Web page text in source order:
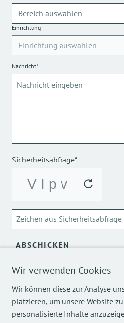
Wir verwenden Cookies
Wir können diese zur Analyse
platzieren, um unsere Website
personalisierte Inhalte
Einrichtung
Nachricht*
Sicherheitsabfrage*
ABSCHICKEN
Über die Verarbeitung meiner